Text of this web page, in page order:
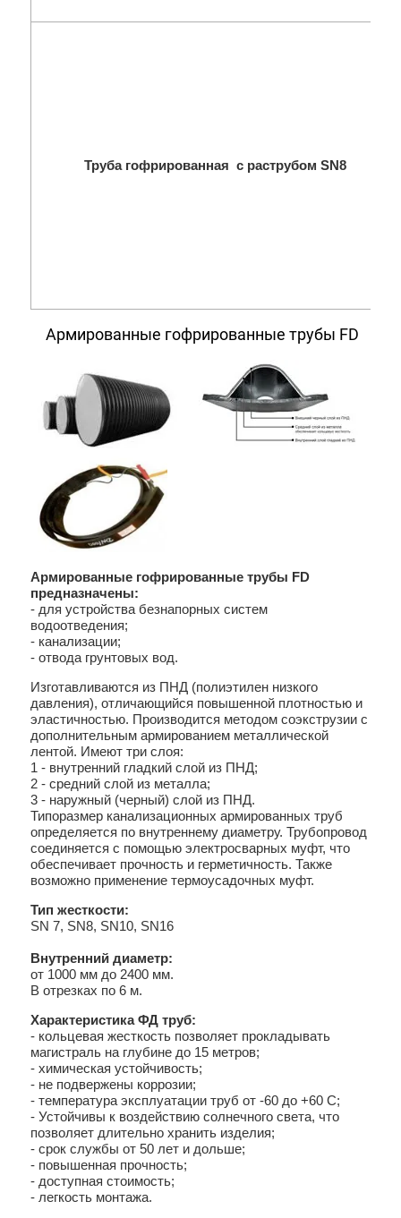
Труба гофрированная с раструбом SN8
Армированные гофрированные трубы FD
Армированные гофрированные трубы FD
предназначены:
- для устройства безнапорных систем
водоотведения;
- канализации;
- отвода грунтовых вод.
Изготавливаются из ПНД (полиэтилен низкого
давления), отличающийся повышенной плотностью и
эластичностью. Производится методом соэкструзии с
дополнительным армированием металлической
лентой. Имеют три слоя:
1 - внутренний гладкий слой из ПНД;
2 - средний слой из металла;
3 - наружный (черный) слой из ПНД.
Типоразмер канализационных армированных труб
определяется по внутреннему диаметру. Трубопровод
соединяется с помощью электросварных муфт, что
обеспечивает прочность и герметичность. Также
возможно применение термоусадочных муфт.
Тип жесткости:
SN 7, SN8, SN10, SN16
Внутренний диаметр:
от 1000 мм до 2400 мм.
В отрезках по 6 м.
Характеристика ФД труб:
- кольцевая жесткость позволяет прокладывать
магистраль на глубине до 15 метров;
- химическая устойчивость;
- не подвержены коррозии;
- температура эксплуатации труб от -60 до +60 С;
- Устойчивы к воздействию солнечного света, что
позволяет длительно хранить изделия;
- срок службы от 50 лет и дольше;
- повышенная прочность;
- доступная стоимость;
- легкость монтажа.